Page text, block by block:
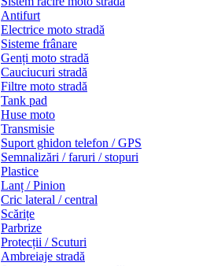
Antifurt
Electrice moto stradă
Sisteme frânare
Genți moto stradă
Cauciucuri stradă
Filtre moto stradă
Tank pad
Huse moto
Transmisie
Suport ghidon telefon / GPS
Semnalizări / faruri / stopuri
Plastice
Lanț / Pinion
Cric lateral / central
Scărițe
Parbrize
Protecții / Scuturi
Ambreiaje stradă